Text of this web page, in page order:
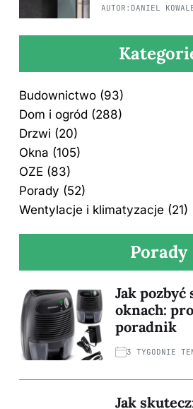
AUTOR: DANIEL
Budownictwo (93)
Dom i ogród (288)
Drzwi (20)
Okna (105)
OZE (83)
Porady (52)
Wentylacje i klimatyzacje (21)
Porady
Jak
oknach:
poradnik
3 TYGODNIE
Jak